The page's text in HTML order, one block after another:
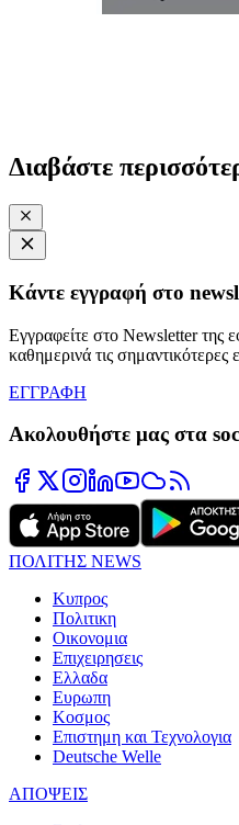
Διαβάστε
Κάντε εγγραφή στο
Εγγραφείτε στο Newsletter της
καθημερινά τις σημαντικότερες
ΕΓΓΡΑΦΗ
Ακολουθήστε μας στα
ΠΟΛΙΤΗΣ NEWS
Κυπρος
Πολιτικη
Οικονομια
Επιχειρησεις
Ελλαδα
Ευρωπη
Κοσμος
Επιστημη και Τεχνολογια
Deutsche Welle
ΑΠΟΨΕΙΣ